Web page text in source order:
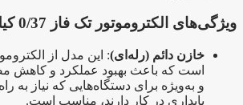
ویژگی‌های الکتروموتور تک فاز 0/37 کیلووات موتوژن
خازن دائم (رله‌ای): این مدل از
است که باعث بهبود عملکرد و
و به‌ویژه برای دستگاه‌هایی که نیاز به
پایداری در کار دارند، مناسب است.